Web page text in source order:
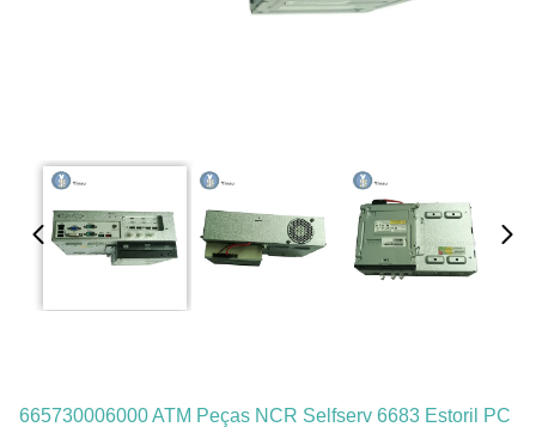
665730006000 ATM Peças NCR Selfserv 6683 Estoril PC